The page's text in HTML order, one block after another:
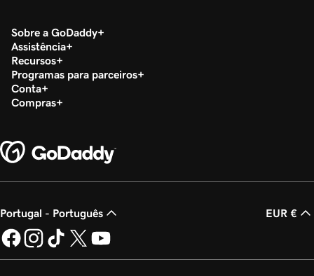
Sobre a GoDaddy
Assistência
Recursos
Programas para parceiros
Conta
Compras
Portugal - Português EUR €